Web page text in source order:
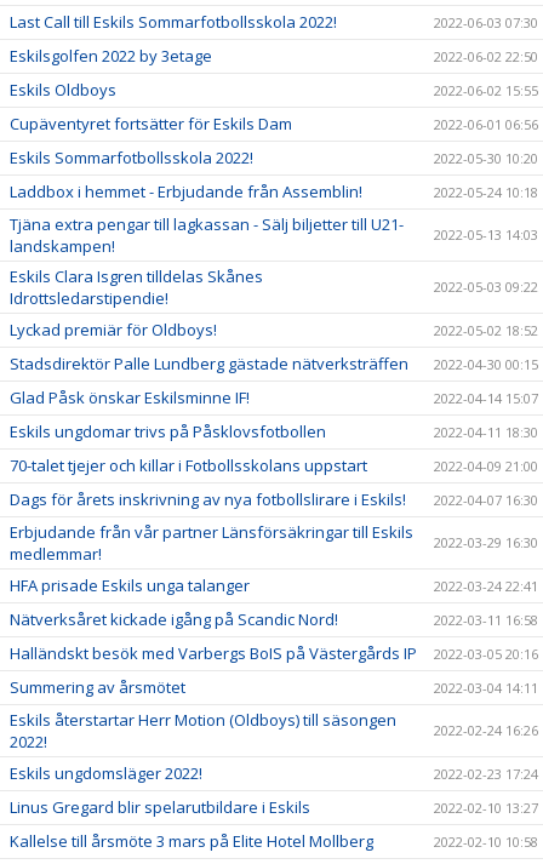
Last Call till Eskils Sommarfotbollsskola 2022! 2022-06-03 07:30
Eskilsgolfen 2022 by 3etage 2022-06-02 22:50
Eskils Oldboys 2022-06-02 15:55
Cupäventyret fortsätter för Eskils Dam 2022-06-01 06:56
Eskils Sommarfotbollsskola 2022! 2022-05-30 10:20
Laddbox i hemmet - Erbjudande från Assemblin! 2022-05-24 10:18
Tjäna extra pengar till lagkassan - Sälj biljetter till U21-
landskampen!
2022-05-13 14:03
Eskils Clara Isgren tilldelas Skånes
Idrottsledarstipendie!
2022-05-03 09:22
Lyckad premiär för Oldboys! 2022-05-02 18:52
Stadsdirektör Palle Lundberg gästade nätverksträffen 2022-04-30 00:15
Glad Påsk önskar Eskilsminne IF! 2022-04-14 15:07
Eskils ungdomar trivs på Påsklovsfotbollen 2022-04-11 18:30
70-talet tjejer och killar i Fotbollsskolans uppstart 2022-04-09 21:00
Dags för årets inskrivning av nya fotbollslirare i Eskils! 2022-04-07 16:30
Erbjudande från vår partner Länsförsäkringar till Eskils
medlemmar!
2022-03-29 16:30
HFA prisade Eskils unga talanger 2022-03-24 22:41
Nätverksåret kickade igång på Scandic Nord! 2022-03-11 16:58
Halländskt besök med Varbergs BoIS på Västergårds IP 2022-03-05 20:16
Summering av årsmötet 2022-03-04 14:11
Eskils återstartar Herr Motion (Oldboys) till säsongen
2022!
2022-02-24 16:26
Eskils ungdomsläger 2022! 2022-02-23 17:24
Linus Gregard blir spelarutbildare i Eskils 2022-02-10 13:27
Kallelse till årsmöte 3 mars på Elite Hotel Mollberg 2022-02-10 10:58